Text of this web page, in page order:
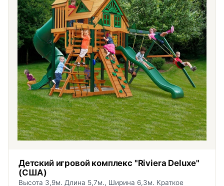
Детский игровой комплекс "Riviera Deluxe"
(США)
Высота 3,9м. Длина 5,7м., Ширина 6,3м. Краткое